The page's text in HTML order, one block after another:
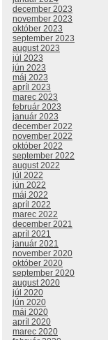
december 2023
november 2023
október 2023
september 2023
august 2023
júl 2023
jún 2023
máj 2023
apríl 2023
marec 2023
február 2023
január 2023
december 2022
november 2022
október 2022
september 2022
august 2022
júl 2022
jún 2022
máj 2022
apríl 2022
marec 2022
december 2021
apríl 2021
január 2021
november 2020
október 2020
september 2020
august 2020
júl 2020
jún 2020
máj 2020
apríl 2020
marec 2020